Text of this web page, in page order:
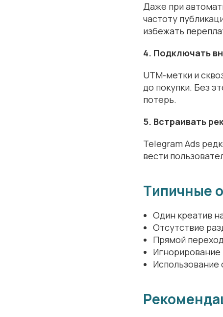
Даже при
частоту
избежать
4. Подключать
UTM-метки и
до покупки. Без
потерь.
5. Встраивать
Telegram Ads
вести
Типичные
Один креатив
Отсутствие
Прямой
Игнорирование
Использование